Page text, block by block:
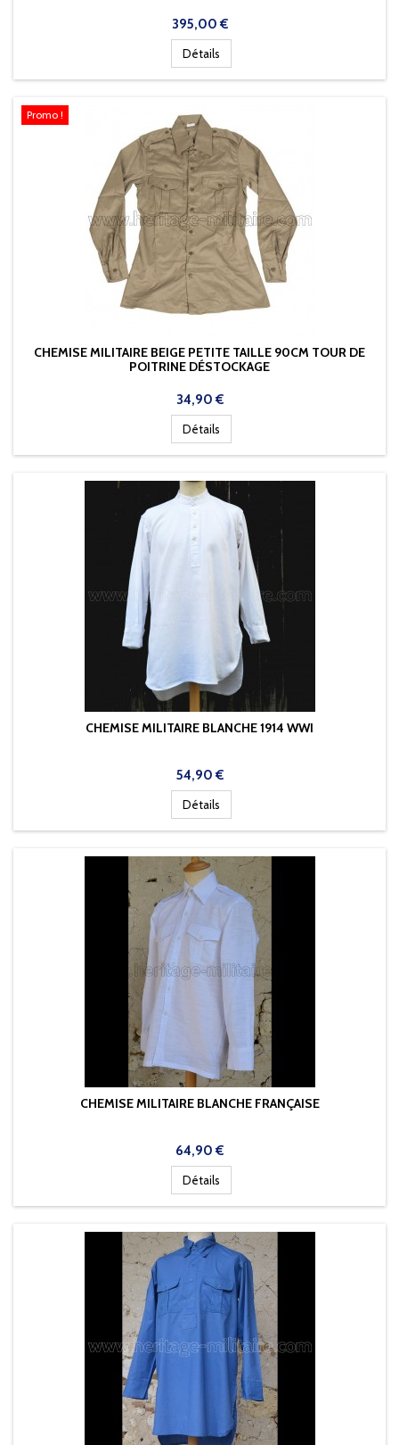
Prix
395,00 €
Détails
Promo !
CHEMISE MILITAIRE BEIGE PETITE TAILLE 90CM TOUR DE
POITRINE DÉSTOCKAGE
Prix
34,90 €
Détails
CHEMISE MILITAIRE BLANCHE 1914 WWI
Prix
54,90 €
Détails
CHEMISE MILITAIRE BLANCHE FRANÇAISE
Prix
64,90 €
Détails